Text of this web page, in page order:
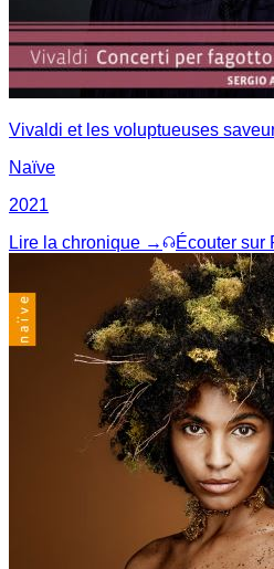
Vivaldi et les voluptueuses
Naïve
2021
Lire la chronique →
Écouter sur